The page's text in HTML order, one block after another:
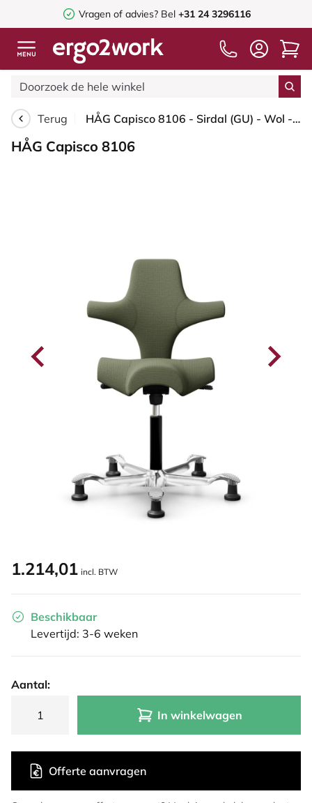
Vragen of advies? Bel +31 24 3296116
Terug HÅG Capisco 8106 - Sirdal (GU) - Wol - SRD960 - Green - Framekleur - Zwart - Gasveer - 150 mm (Zithoogte 40-55cm) - Vloercontact - Glijdoppen - Voetenring - Nee, geen voetenring - Voetster - Ja, voetster in gepolijst aluminium
HÅG Capisco 8106
1.214,01 incl. BTW
Beschikbaar
Levertijd: 3-6 weken
Aantal:
In winkelwagen
Offerte aanvragen